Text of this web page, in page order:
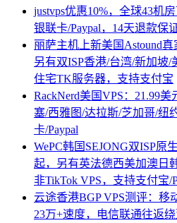
justvps优惠10%，全球43机
银联卡/Paypal，14天退款保
丽萨主机上新美国Astound真
另有双ISP香港/台湾/新加坡
住宅TK服务器，支持支付宝
RackNerd美国VPS：21.99
塞/西雅图/达拉斯/芝加哥/纽
卡/Paypal
WePC韩国SEJONG双ISP原
起，另有英法德西美加澳日
非TikTok VPS，支持支付宝/
云途香港BGP VPS测评：移
23万+速度，电信联通往返